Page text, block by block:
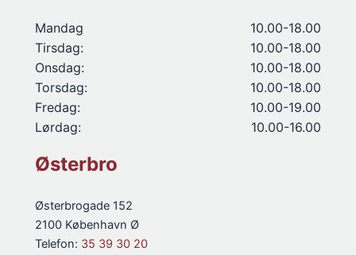
Mandag
10.00-18.00
Tirsdag:
10.00-18.00
Onsdag:
10.00-18.00
Torsdag:
10.00-18.00
Fredag:
10.00-19.00
Lørdag:
10.00-16.00
Østerbro
Østerbrogade 152
2100 København Ø
Telefon: 35 39 30 20